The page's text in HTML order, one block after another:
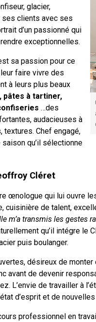
glacier,
clients avec ses
d’un passionné qui
exceptionnelles.
sa passion pour ce
faire vivre des
à leurs plus beaux
pâtes à tartiner,
…des
audacieuses à
textures. Chef engagé,
qu’il sélectionne
Cléret
œnologue qui lui ouvre
cuisinière de talent,
m’a transmis les gestes
qu’il intégre le
puis boulanger.
désireux de
avant de devenir
L’envie de travailler à
d’esprit et de
professionnel en